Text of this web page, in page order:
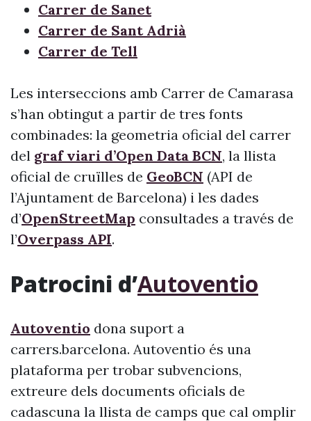
Carrer de Sanet
Carrer de Sant Adrià
Carrer de Tell
Les interseccions amb Carrer de Camarasa
s’han obtingut a partir de tres fonts
combinades: la geometria oficial del carrer
del graf viari d’Open Data BCN, la llista
oficial de cruïlles de GeoBCN (API de
l’Ajuntament de Barcelona) i les dades
d’OpenStreetMap consultades a través de
l’Overpass API.
Patrocini d’Autoventio
Autoventio dona suport a
carrers.barcelona. Autoventio és una
plataforma per trobar subvencions,
extreure dels documents oficials de
cadascuna la llista de camps que cal omplir